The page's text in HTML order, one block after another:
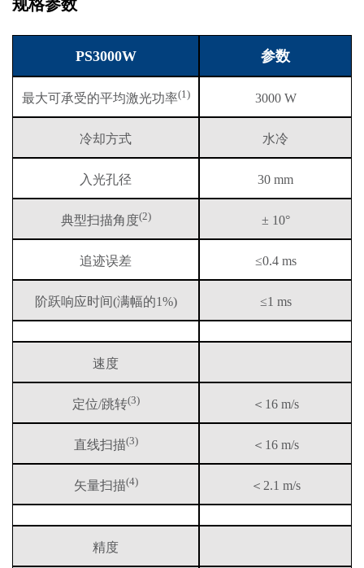
规格参数
PS3000W 参数
最大可承受的平均激光功率(1) 3000 W
冷却方式 水冷
入光孔径 30 mm
典型扫描角度(2) ± 10°
追迹误差 ≤0.4 ms
阶跃响应时间(满幅的1%) ≤1 ms
速度
定位/跳转(3) ＜16 m/s
直线扫描(3) ＜16 m/s
矢量扫描(4) ＜2.1 m/s
精度